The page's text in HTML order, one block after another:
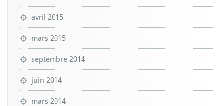
avril 2015
mars 2015
septembre 2014
juin 2014
mars 2014